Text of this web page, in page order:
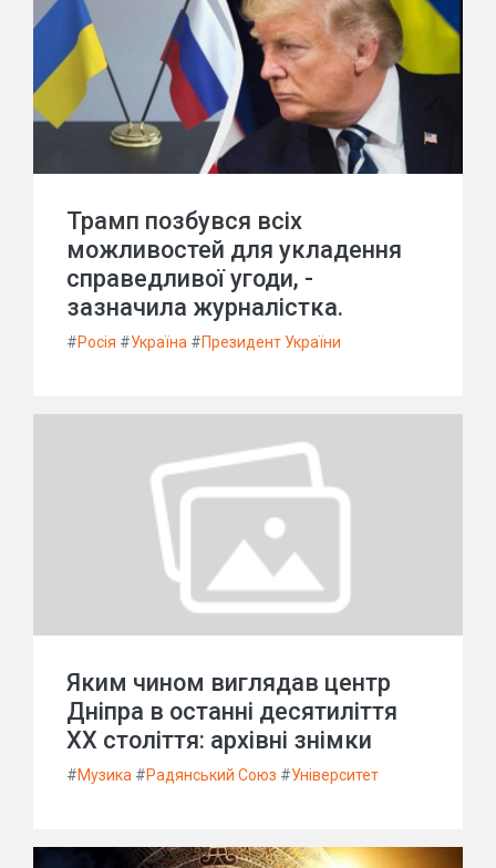
Трамп позбувся всіх
можливостей для укладення
справедливої угоди, -
зазначила журналістка.
#Росія #Україна #Президент України
Яким чином виглядав центр
Дніпра в останні десятиліття
ХХ століття: архівні знімки
#Музика #Радянський Союз #Університет